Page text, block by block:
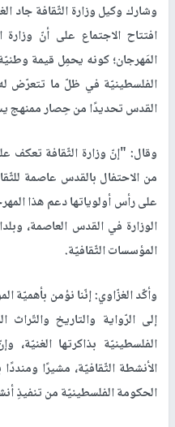
وشارك وكيل وزارة الثّقافة جاد
افتتاح الاجتماع على أنّ
المَهرجان؛ كونه يحمِل قيمة
الفلسطينيّة في ظلّ ما تتعرّض
القدس تحديدًا من حِصار ممنهج
وقال: "إنّ وزارة الثّقافة تعكف
من الاحتفال بالقدس عاصمة
على رأس أولوياتها دعم هذا
الوزارة في القدس العاصمة،
المؤسسات الثّقافيّة.
وأكّد الغزّاوي: إنّنا نؤمن بأهميّة
إلى الرّواية والتاريخ والتّراث
الفلسطينيّة بذاكرتها
الأنشطة الثّقافيّة، مشيرًا
الحكومة الفلسطينيّة من تنفيذِ